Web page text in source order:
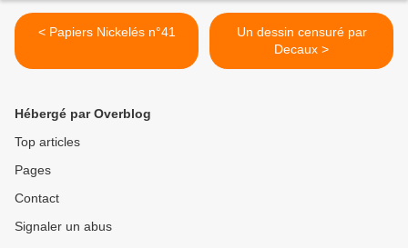
< Papiers Nickelés n°41
Un dessin censuré par
Decaux >
Hébergé par Overblog
Top articles
Pages
Contact
Signaler un abus